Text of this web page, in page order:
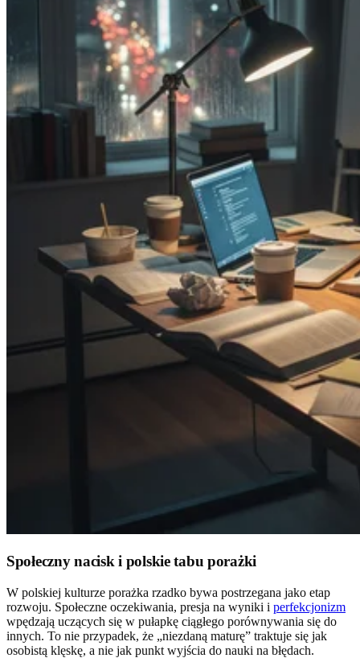
Społeczny nacisk i polskie tabu porażki
W polskiej kulturze porażka rzadko bywa postrzegana jako etap
rozwoju. Społeczne oczekiwania, presja na wyniki i perfekcjonizm
wpędzają uczących się w pułapkę ciągłego porównywania się do
innych. To nie przypadek, że „niezdaną maturę” traktuje się jak
osobistą klęskę, a nie jak punkt wyjścia do nauki na błędach.